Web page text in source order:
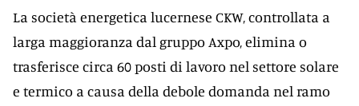
La società energetica lucernese CKW, controllata a
larga maggioranza dal gruppo Axpo, elimina o
trasferisce circa 60 posti di lavoro nel settore solare
e termico a causa della debole domanda nel ramo